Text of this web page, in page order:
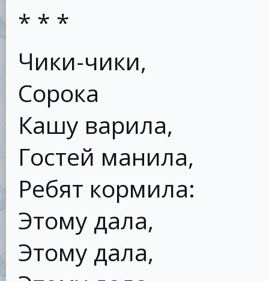
* * *
Чики-чики,
Сорока
Кашу варила,
Гостей манила,
Ребят кормила:
Этому дала,
Этому дала,